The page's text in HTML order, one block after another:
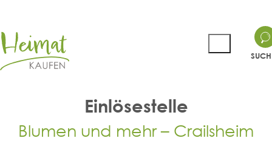
Einlösestelle
Blumen und mehr – Crailsheim